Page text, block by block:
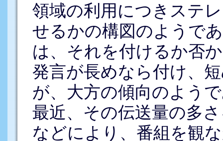
領域の利用につきステ
せるかの構図のようで
は、それを付けるか否
発言が長めなら付け、
が、大方の傾向のよう
最近、その伝送量の多
などにより、番組を観